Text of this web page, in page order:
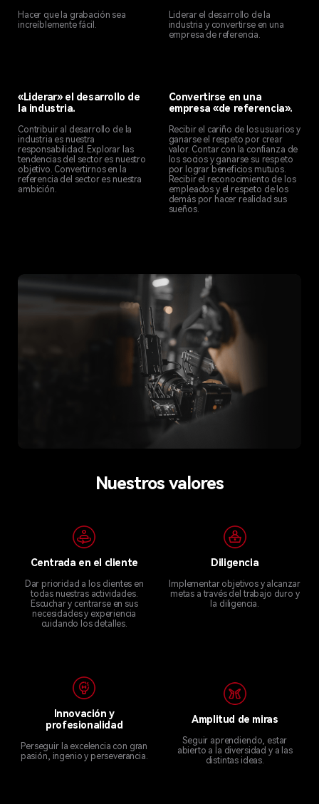
Hacer que la grabación sea
increíblemente fácil.
Liderar el desarrollo de la
industria y convertirse en una
empresa de referencia.
«Liderar» el desarrollo de
la industria.
Contribuir al desarrollo de la
industria es nuestra
responsabilidad. Explorar las
tendencias del sector es nuestro
objetivo. Convertirnos en la
referencia del sector es nuestra
ambición.
Convertirse en una
empresa «de referencia».
Recibir el cariño de los usuarios y
ganarse el respeto por crear
valor. Contar con la confianza de
los socios y ganarse su respeto
por lograr beneficios mutuos.
Recibir el reconocimiento de los
empleados y el respeto de los
demás por hacer realidad sus
sueños.
Nuestros valores
Centrada en el cliente
Dar prioridad a los clientes en
todas nuestras actividades.
Escuchar y centrarse en sus
necesidades y experiencia
cuidando los detalles.
Diligencia
Implementar objetivos y alcanzar
metas a través del trabajo duro y
la diligencia.
Innovación y
profesionalidad
Perseguir la excelencia con gran
pasión, ingenio y perseverancia.
Amplitud de miras
Seguir aprendiendo, estar
abierto a la diversidad y a las
distintas ideas.